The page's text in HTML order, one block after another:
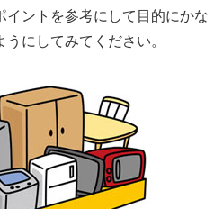
イントを参考にして目的にかな
にしてみてください。